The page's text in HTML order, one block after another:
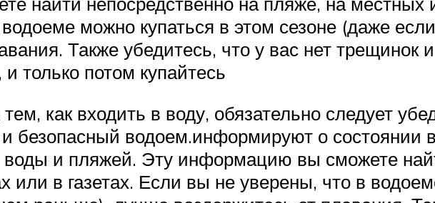
можно купаться в этом сезоне (даже
Также убедитесь, что у вас нет трещинок
только потом купайтесь
как входить в воду, обязательно следует
безопасный водоем.информируют о состоянии
и пляжей. Эту информацию вы сможете
или в газетах. Если вы не уверены, что в